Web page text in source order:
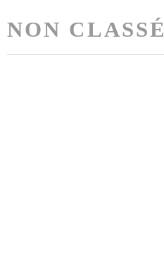
NON CLASSÉ